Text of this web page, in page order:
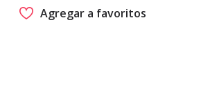
Agregar a favoritos